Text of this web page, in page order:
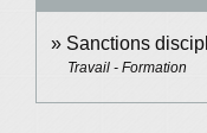
Sanctions
Travail - Formation